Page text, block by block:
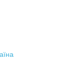
та
класичних